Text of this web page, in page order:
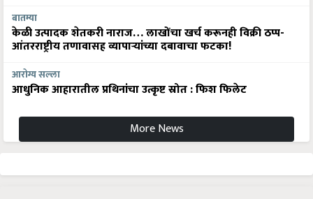
बातम्या
केळी उत्पादक शेतकरी नाराज… लाखोंचा खर्च करूनही विक्री ठप्प-
आंतरराष्ट्रीय तणावासह व्यापाऱ्यांच्या दबावाचा फटका!
आरोग्य सल्ला
आधुनिक आहारातील प्रथिनांचा उत्कृष्ट स्रोत : फिश फिलेट
More News